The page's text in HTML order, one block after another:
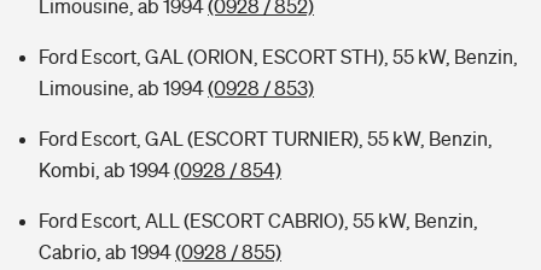
Limousine, ab 1994(0928 / 852)
Ford Escort, GAL (ORION, ESCORT STH), 55 kW, Benzin,
Limousine, ab 1994(0928 / 853)
Ford Escort, GAL (ESCORT TURNIER), 55 kW, Benzin,
Kombi, ab 1994(0928 / 854)
Ford Escort, ALL (ESCORT CABRIO), 55 kW, Benzin,
Cabrio, ab 1994(0928 / 855)